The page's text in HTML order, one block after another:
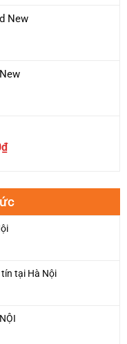
là:
New
₫Giá
là:
15.000.000₫.
tại Hà Nội